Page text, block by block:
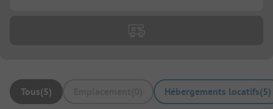
Tous(5) Hébergements locatifs(5)